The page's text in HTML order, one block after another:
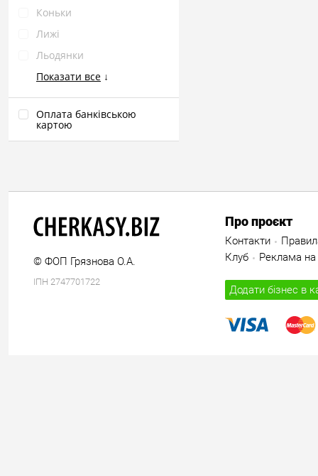
Коньки
Лижі
Льодянки
Показати все ↓
Оплата банківською
картою
© ФОП Грязнова О.А.
ІПН 2747701722
Про проєкт
Контакти
Клуб
Реклама на
Додати бізнес в